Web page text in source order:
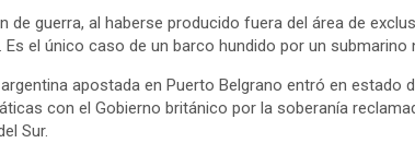
guerra, al haberse producido fuera del área de
el único caso de un barco hundido por un submarino
apostada en Puerto Belgrano entró en estado
con el Gobierno británico por la soberanía
Sur.​